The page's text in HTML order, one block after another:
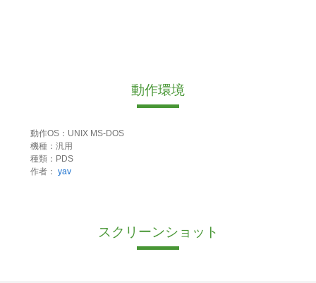
動作環境
動作OS：UNIX MS-DOS
機種：汎用
種類：PDS
作者： yav
スクリーンショット